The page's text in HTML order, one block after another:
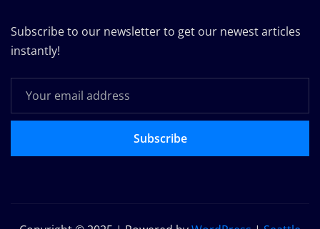
Subscribe to our newsletter to get our newest articles
instantly!
Subscribe